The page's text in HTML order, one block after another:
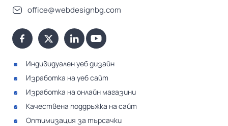
office@webdesignbg.com
Индивидуален уеб дизайн
Изработка на уеб сайт
Изработка на онлайн магазини
Качествена поддръжка на сайт
Оптимизация за търсачки